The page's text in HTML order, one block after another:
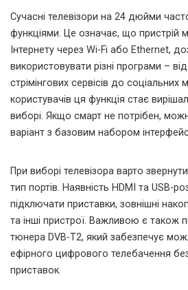
Сучасні телевізори на 24 дюйми
функціями. Це означає, що пристрій
Інтернету через Wi-Fi або Ethernet,
використовувати різні програми –
стрімінгових сервісів до
користувачів ця функція стає
виборі. Якщо смарт не потрібен,
варіант з базовим набором
При виборі телевізора варто
тип портів. Наявність HDMI та USB-
підключати приставки, зовнішні
та інші пристрої. Важливою є також
тюнера DVB-T2, який забезпечує
ефірного цифрового телебачення
приставок.